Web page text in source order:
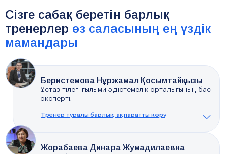
Сізге сабақ беретін барлық
тренерлер өз саласының ең үздік
мамандары
Беристемова Нұржамал Қосымтайқызы
Ұстаз тілегі ғылыми әдістемелік орталығының бас
эксперті.
Тренер туралы барлық ақпаратты көру
Жорабаева Динара Жумадилаевна